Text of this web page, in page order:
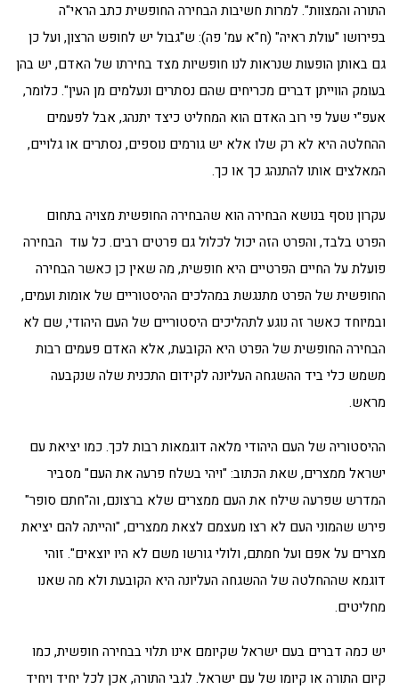
התורה והמצוות". למרות חשיבות הבחירה החופשית כתב הראי"ה
בפירושו "עולת ראיה" (ח"א עמ' פה): ש"גבול יש לחופש הרצון, ועל כן
גם באותן הופעות שנראות לנו חופשיות מצד בחירתו של האדם, יש בהן
בעומק הווייתן דברים מכריחים שהם נסתרים ונעלמים מן העין". כלומר,
אעפ"י שעל פי רוב האדם הוא המחליט כיצד יתנהג, אבל לפעמים
ההחלטה היא לא רק שלו אלא יש גורמים נוספים, נסתרים או גלויים,
המאלצים אותו להתנהג כך או כך.
עקרון נוסף בנושא הבחירה הוא שהבחירה החופשית מצויה בתחום
הפרט בלבד, והפרט הזה יכול לכלול גם פרטים רבים. כל עוד הבחירה
פועלת על החיים הפרטיים היא חופשית, מה שאין כן כאשר הבחירה
החופשית של הפרט מתנגשת במהלכים ההיסטוריים של אומות ועמים,
ובמיוחד כאשר זה נוגע לתהליכים היסטוריים של העם היהודי, שם לא
הבחירה החופשית של הפרט היא הקובעת, אלא האדם פעמים רבות
משמש כלי ביד ההשגחה העליונה לקידום התכנית שלה שנקבעה
מראש.
ההיסטוריה של העם היהודי מלאה דוגמאות רבות לכך. כמו יציאת עם
ישראל ממצרים, שאת הכתוב: "ויהי בשלח פרעה את העם" מסביר
המדרש שפרעה שילח את העם ממצרים שלא ברצונם, וה"חתם סופר"
פירש שהמוני העם לא רצו מעצמם לצאת ממצרים, "והייתה להם יציאת
מצרים על אפם ועל חמתם, ולולי גורשו משם לא היו יוצאים". זוהי
דוגמא שההחלטה של ההשגחה העליונה היא הקובעת ולא מה שאנו
מחליטים.
יש כמה דברים בעם ישראל שקיומם אינו תלוי בבחירה חופשית, כמו
קיום התורה או קיומו של עם ישראל. לגבי התורה, אכן לכל יחיד ויחיד